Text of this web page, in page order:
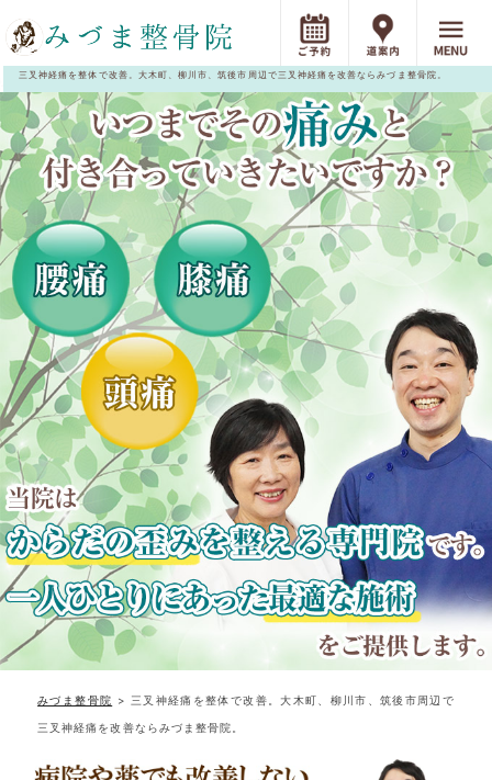
三叉神経痛を整体で改善。大木町、柳川市、筑後市周辺で三叉神経痛を改善ならみづま整骨院。
みづま整骨院 > 三叉神経痛を整体で改善。大木町、柳川市、筑後市周辺で
三叉神経痛を改善ならみづま整骨院。